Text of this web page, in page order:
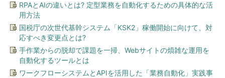
RPAとAIの違いとは? 定型業務を自動化するための具体的な活
用方法
国税庁の次世代基幹システム「KSK2」稼働開始に向けて、対
応すべき変更点とは?
手作業からの脱却で課題を一掃、Webサイトの煩雑な運用を
自動化するツールとは
ワークフローシステムとAPIを活用した「業務自動化」実践事